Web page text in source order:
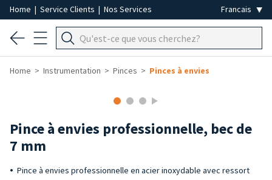
Home | Service Clients | Nos Services
Home Instrumentation Pinces Pinces à envies
Pince à envies professionnelle, bec de
7 mm
Pince à envies professionnelle en acier inoxydable avec ressort